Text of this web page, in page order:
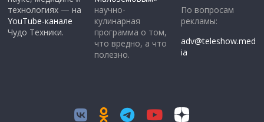
технологиях — на
YouTube-канале
Чудо Техники.
научно-
кулинарная
программа о том,
что вредно, а что
полезно.
По вопросам
рекламы:
adv@teleshow.med
ia